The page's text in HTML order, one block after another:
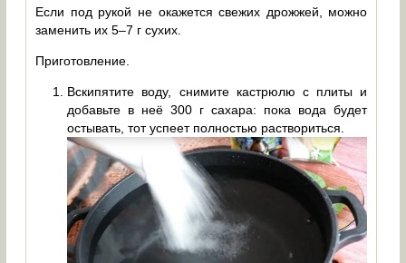
Если под рукой не окажется свежих дрожжей, можно
заменить их 5–7 г сухих.
Приготовление.
Вскипятите воду, снимите кастрюлю с плиты и
добавьте в неё 300 г сахара: пока вода будет
остывать, тот успеет полностью раствориться.